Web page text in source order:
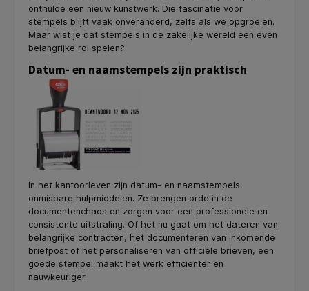
onthulde een nieuw kunstwerk. Die fascinatie voor
stempels blijft vaak onveranderd, zelfs als we opgroeien.
Maar wist je dat stempels in de zakelijke wereld een even
belangrijke rol spelen?
Datum- en naamstempels zijn praktisch
In het kantoorleven zijn datum- en naamstempels
onmisbare hulpmiddelen. Ze brengen orde in de
documentenchaos en zorgen voor een professionele en
consistente uitstraling. Of het nu gaat om het dateren van
belangrijke contracten, het documenteren van inkomende
briefpost of het personaliseren van officiële brieven, een
goede stempel maakt het werk efficiënter en
nauwkeuriger.